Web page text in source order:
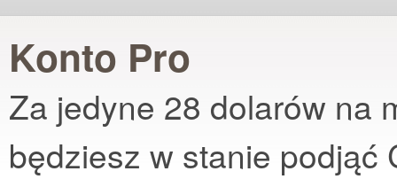
Konto Pro
Za jedyne 28 dolarów na
będziesz w stanie podjąć